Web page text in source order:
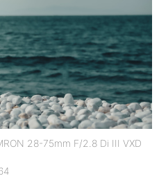
28-75mm F/2.8 Di III VXD